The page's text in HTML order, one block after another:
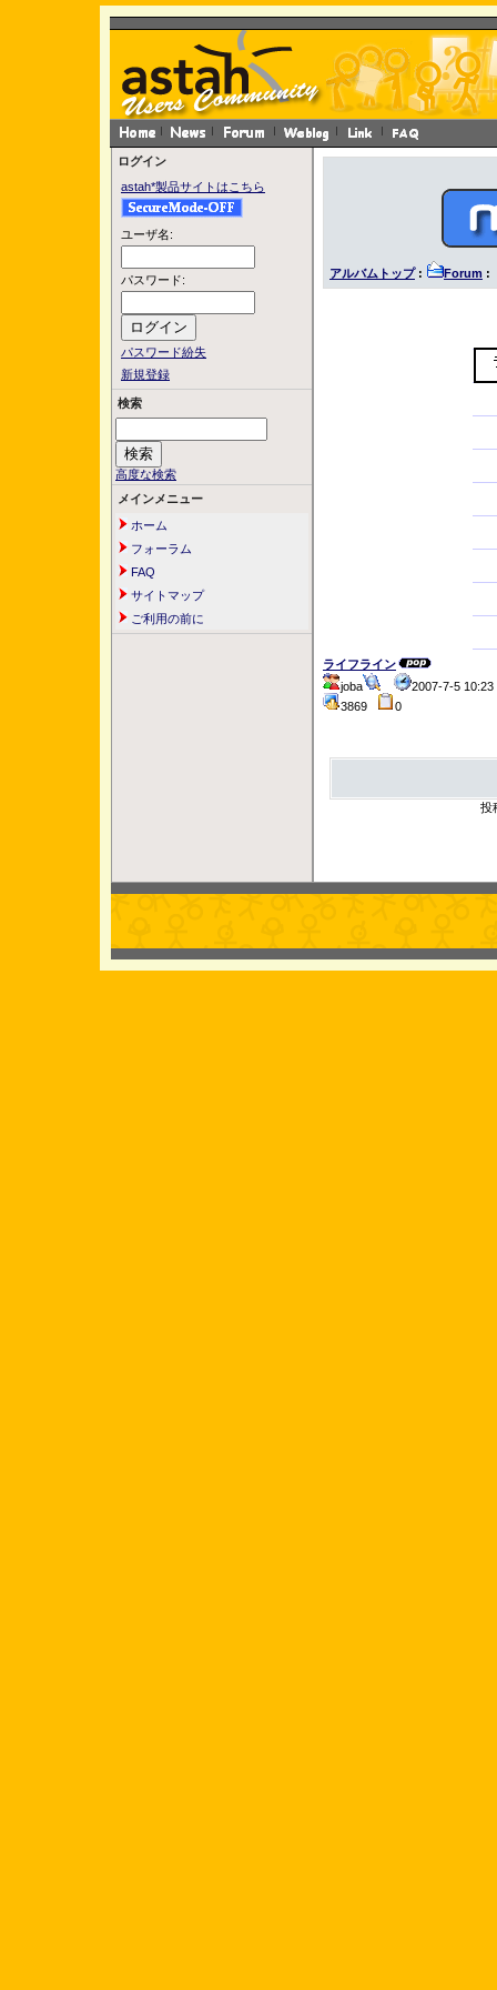
ログイン
astah*製品サイトはこちら
ユーザ名:
パスワード:
パスワード紛失
新規登録
検索
高度な検索
メインメニュー
ホーム
フォーラム
FAQ
サイトマップ
ご利用の前に
アルバムトップ: Forum :
ライフライン
joba
2007-7-5
3869
0
投